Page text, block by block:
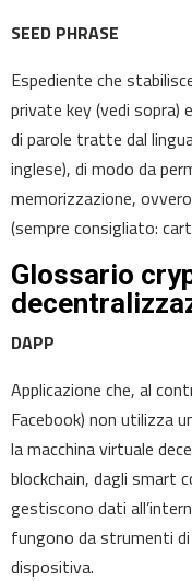
SEED PHRASE
Espediente che
private key (vedi sopra)
di parole tratte dal
inglese), di modo da
memorizzazione,
(sempre consigliato:
Glossario
DAPP
Applicazione che, al
Facebook) non utilizza
la macchina virtuale
blockchain, dagli smart
gestiscono dati
fungono da strumenti
dispositiva.